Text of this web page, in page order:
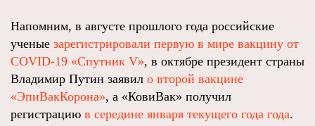
Напомним, в августе прошлого года российские
ученые зарегистрировали первую в мире вакцину от
COVID-19 «Спутник V», в октябре президент страны
Владимир Путин заявил о второй вакцине
«ЭпиВакКорона», а «КовиВак» получил
регистрацию в середине января текущего года года.